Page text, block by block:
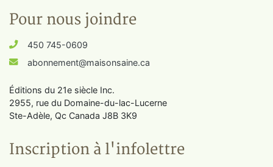
Pour nous joindre
450 745-0609
abonnement@maisonsaine.ca
Éditions du 21e siècle Inc.
2955, rue du Domaine-du-lac-Lucerne
Ste-Adèle, Qc Canada J8B 3K9
Inscription à l'infolettre